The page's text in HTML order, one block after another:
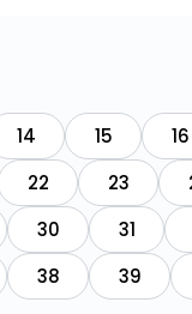
14 15 16
22 23
30 31
38 39